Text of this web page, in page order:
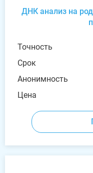
ДНК анализ на
Точность
Срок
Анонимность
Цена